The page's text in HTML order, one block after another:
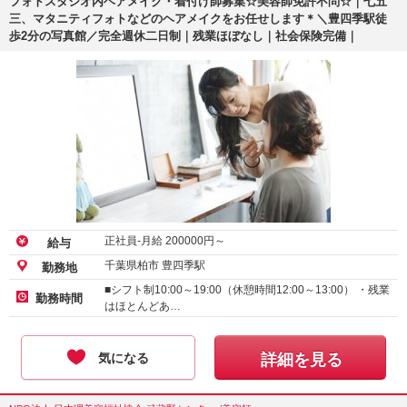
三、マタニティフォトなどのヘアメイクをお任せします＊＼豊四季駅徒
歩2分の写真館／完全週休二日制｜残業ほぼなし｜社会保険完備｜
給与 正社員-月給 200000円～
勤務地 千葉県柏市 豊四季駅
勤務時間
■シフト制10:00～19:00（休憩時間12:00～13:00） ・残業
はほとんどあ…
気になる 詳細を見る